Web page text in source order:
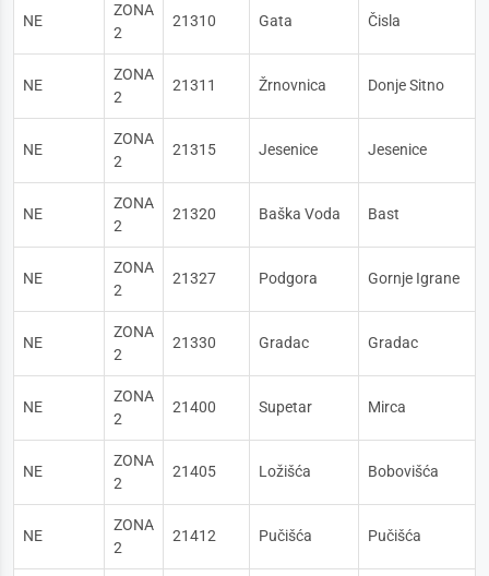
NE
ZONA
2
21310 Gata Čisla
NE
ZONA
2
21311 Žrnovnica Donje Sitno
NE
ZONA
2
21315 Jesenice Jesenice
NE
ZONA
2
21320 Baška Voda Bast
NE
ZONA
2
21327 Podgora Gornje Igrane
NE
ZONA
2
21330 Gradac Gradac
NE
ZONA
2
21400 Supetar Mirca
NE
ZONA
2
21405 Ložišća Bobovišća
NE
ZONA
2
21412 Pučišća Pučišća